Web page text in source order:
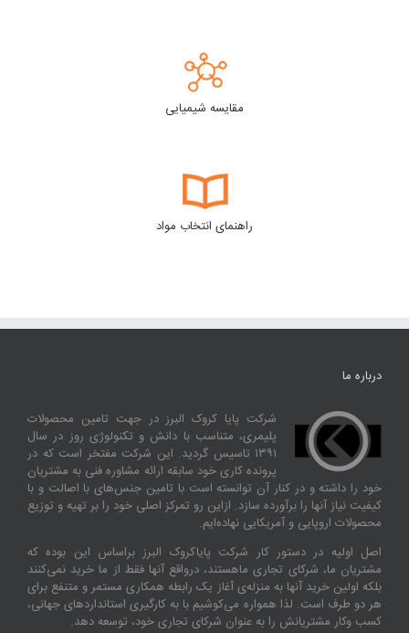
مقایسه شیمیایی
راهنمای انتخاب مواد
درباره ما
شرکت پایا کروک البرز در جهت تامین محصولات
پلیمری، متناسب با دانش و تکنولوژی روز در سال
۱۳۹۱ تاسیس گردید. این شرکت مفتخر است که در
پرونده کاری خود سابقه ارائه مشاوره فنی به مشتریان
خود را داشته و در کنار آن توانسته‌ است با تامین جنس‌های با اصالت و با
کیفیت نیاز آنها را برآورده سازد. ازاین‌ رو تمرکز اصلی خود را بر تهیه و توزیع
محصولات اروپایی و آمریکایی نهاده‌ایم.
اصل اولیه در دستور کار شرکت پایاکروک البرز براساس این بوده که
مشتریان ما، شرکای تجاری ماهستند، درواقع آنها فقط از ما خرید نمی‌کنند
بلکه اولین خرید آنها به منزله‌ی آغاز یک رابطه همکاری مستمر و متنفع برای
هر دو طرف است. لذا همواره می‌کوشیم با به کارگیری استانداردهای جهانی،
کسب‌ و‌کار مشتریانش را به عنوان شرکای تجاری خود، توسعه دهد.